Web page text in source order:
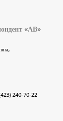
«АВ»
240-70-22